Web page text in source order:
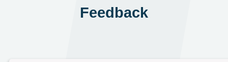
Feedback